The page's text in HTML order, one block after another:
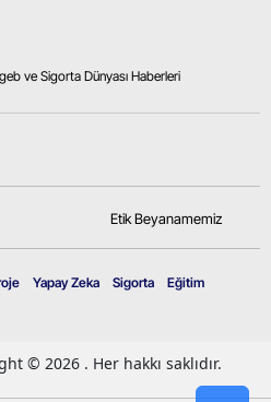
ve Sigorta Dünyası Haberleri
Etik Beyanamemiz
Yapay Zeka Sigorta Eğitim
© 2026 . Her hakkı saklıdır.